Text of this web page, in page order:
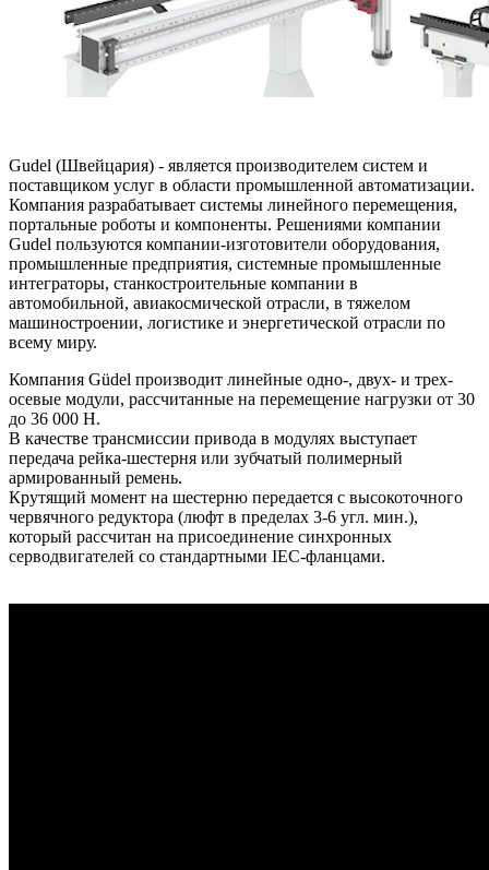
Gudel (Швейцария) - является производителем систем и
поставщиком услуг в области промышленной автоматизации.
Компания разрабатывает системы линейного перемещения,
портальные роботы и компоненты. Решениями компании
Gudel пользуются компании-изготовители оборудования,
промышленные предприятия, системные промышленные
интеграторы, станкостроительные компании в
автомобильной, авиакосмической отрасли, в тяжелом
машиностроении, логистике и энергетической отрасли по
всему миру.
Компания Güdel производит линейные одно-, двух- и трех-
осевые модули, рассчитанные на перемещение нагрузки от 30
до 36 000 Н.
В качестве трансмиссии привода в модулях выступает
передача рейка-шестерня или зубчатый полимерный
армированный ремень.
Крутящий момент на шестерню передается с высокоточного
червячного редуктора (люфт в пределах 3-6 угл. мин.),
который рассчитан на присоединение синхронных
серводвигателей со стандартными IEC-фланцами.